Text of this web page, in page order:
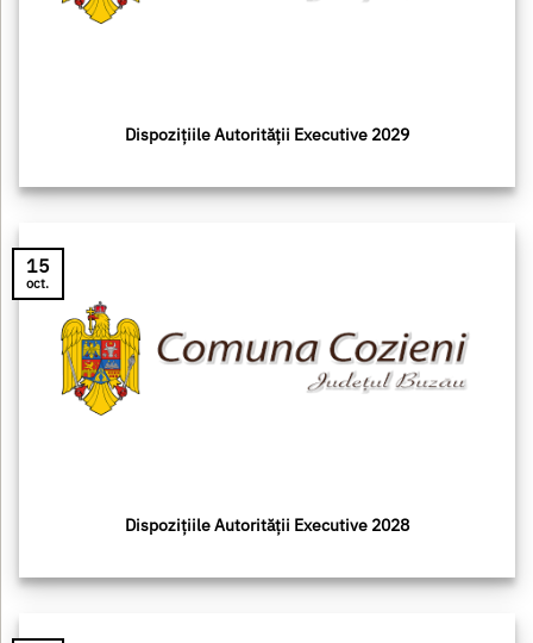
Dispozițiile Autorității Executive 2029
Dispozițiile Autorității Executive 2028
15
oct.